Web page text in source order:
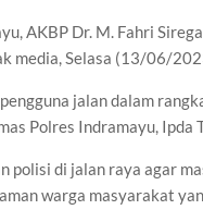
AKBP Dr. M. Fahri
media, Selasa (13/06/
jalan dalam
Polres Indramayu, Ipda
polisi di jalan raya agar
warga masyarakat